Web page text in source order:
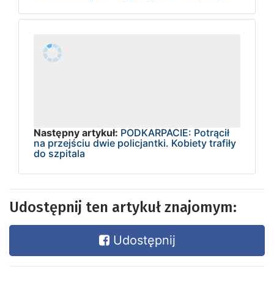
Następny artykuł: PODKARPACIE: Potrącił
na przejściu dwie policjantki. Kobiety trafiły
do szpitala
Udostępnij ten artykuł znajomym:
Udostępnij